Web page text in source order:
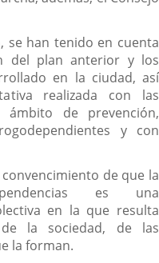
se han tenido en cuenta
del plan anterior y los
en la ciudad, así
realizada con las
de prevención,
y con
convencimiento de que la
es una
en la que resulta
la sociedad, de las
la forman.